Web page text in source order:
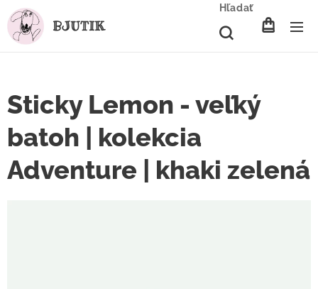
BJUTIK
Hľadať
Sticky Lemon - veľký
batoh | kolekcia
Adventure | khaki zelená